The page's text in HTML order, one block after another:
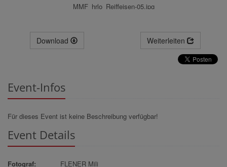
MMF_hrlo_Reiffeisen-05.jpg
Download Weiterleiten
Event-Infos
Für dieses Event ist keine Beschreibung verfügbar!
Event Details
Fotograf:
FLENER Mili